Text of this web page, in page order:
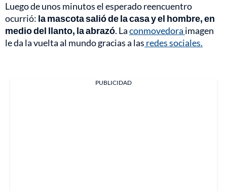
Luego de unos minutos el esperado reencuentro
ocurrió: la mascota salió de la casa y el hombre, en
medio del llanto, la abrazó. Laconmovedora imagen
le da la vuelta al mundo gracias a las redes sociales.
PUBLICIDAD